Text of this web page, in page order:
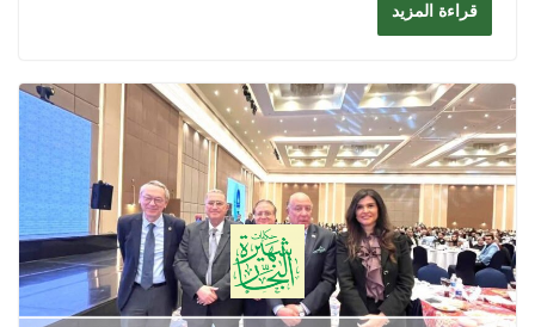
قراءة المزيد